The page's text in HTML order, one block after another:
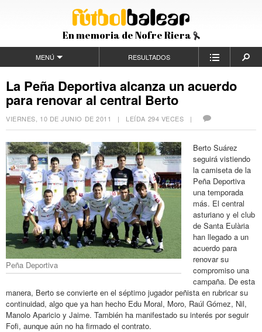
En memoria de Nofre Riera
MENÚ RESULTADOS
La Peña Deportiva alcanza un acuerdo
para renovar al central Berto
VIERNES, 10 DE JUNIO DE 2011 | LEÍDA 294 VECES |
Peña Deportiva
Berto Suárez
seguirá vistiendo
la camiseta de la
Peña Deportiva
una temporada
más. El central
asturiano y el club
de Santa Eulària
han llegado a un
acuerdo para
renovar su
compromiso una
campaña. De esta
manera, Berto se convierte en el séptimo jugador peñista en rubricar su
continuidad, algo que ya han hecho Edu Moral, Moro, Raúl Gómez, Nil,
Manolo Aparicio y Jaime. También ha manifestado su interés por seguir
Fofi, aunque aún no ha firmado el contrato.